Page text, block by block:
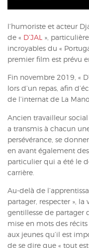
l’humoriste et acteur
de « D’JAL
»,
incroyables du «
premier film est prévu
Fin novembre 2019, «
lors d’un repas, afin
de l’internat de La
Ancien travailleur social
a transmis à chacun
persévérance, se
en avant également
particulier qui a été le
carrière.
Au-delà de
partager, respecter », la
gentillesse de partager
mise en mots des
aux jeunes qu’il est
de se dire que « tout est